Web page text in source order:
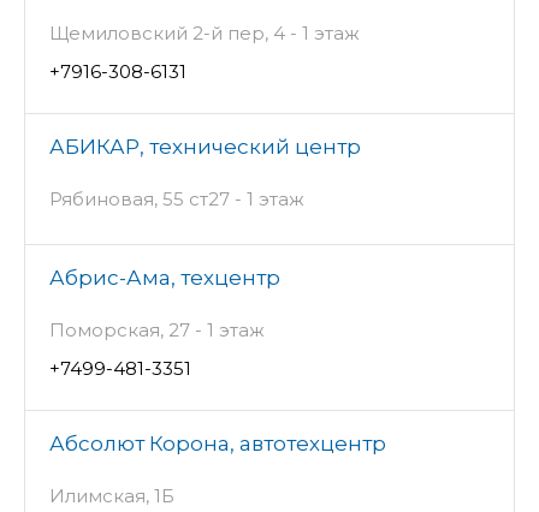
Щемиловский 2-й пер, 4 - 1 этаж
+7916-308-6131
АБИКАР, технический центр
Рябиновая, 55 ст27 - 1 этаж
Абрис-Ама, техцентр
Поморская, 27 - 1 этаж
+7499-481-3351
Абсолют Корона, автотехцентр
Илимская, 1Б